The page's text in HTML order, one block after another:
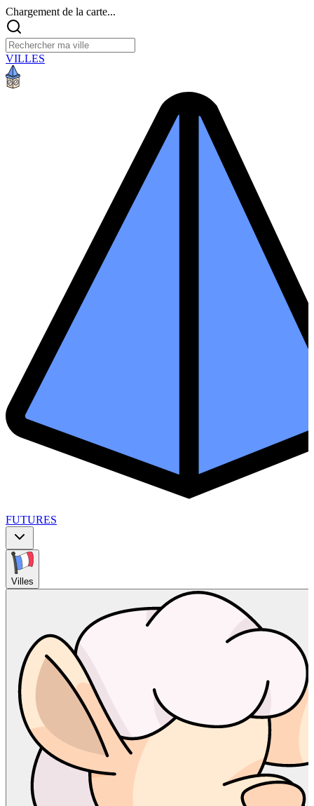
Chargement de la carte...
VILLES
FUTURES
Villes